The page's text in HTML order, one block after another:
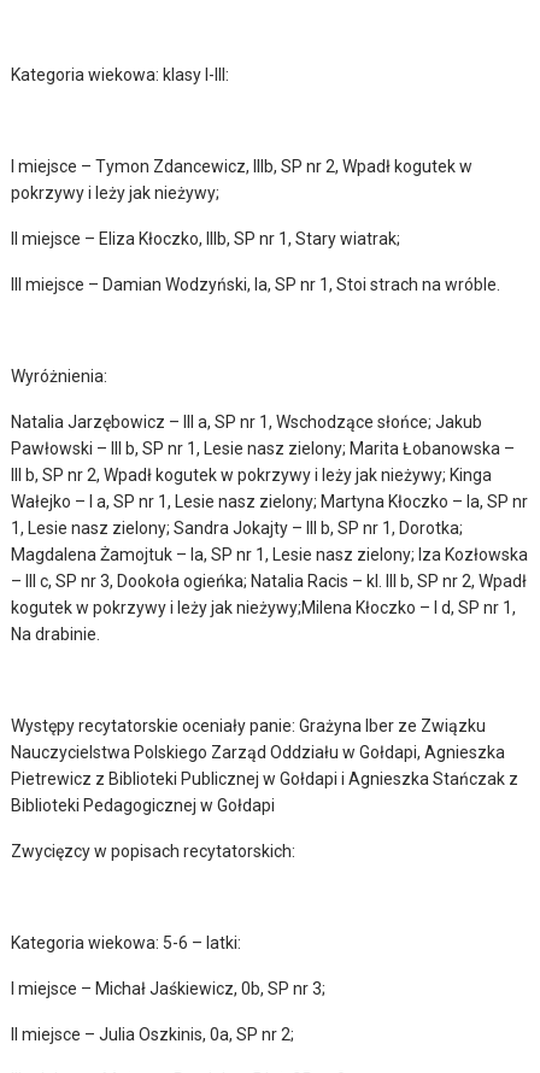
Kategoria wiekowa: klasy I-III:
I miejsce – Tymon Zdancewicz, IIIb, SP nr 2, Wpadł kogutek w
pokrzywy i leży jak nieżywy;
II miejsce – Eliza Kłoczko, IIIb, SP nr 1, Stary wiatrak;
III miejsce – Damian Wodzyński, Ia, SP nr 1, Stoi strach na wróble.
Wyróżnienia:
Natalia Jarzębowicz – III a, SP nr 1, Wschodzące słońce; Jakub
Pawłowski – III b, SP nr 1, Lesie nasz zielony; Marita Łobanowska –
III b, SP nr 2, Wpadł kogutek w pokrzywy i leży jak nieżywy; Kinga
Wałejko – I a, SP nr 1, Lesie nasz zielony; Martyna Kłoczko – Ia, SP nr
1, Lesie nasz zielony; Sandra Jokajty – III b, SP nr 1, Dorotka;
Magdalena Żamojtuk – Ia, SP nr 1, Lesie nasz zielony; Iza Kozłowska
– III c, SP nr 3, Dookoła ogieńka; Natalia Racis – kl. III b, SP nr 2, Wpadł
kogutek w pokrzywy i leży jak nieżywy;Milena Kłoczko – I d, SP nr 1,
Na drabinie.
Występy recytatorskie oceniały panie: Grażyna Iber ze Związku
Nauczycielstwa Polskiego Zarząd Oddziału w Gołdapi, Agnieszka
Pietrewicz z Biblioteki Publicznej w Gołdapi i Agnieszka Stańczak z
Biblioteki Pedagogicznej w Gołdapi
Zwycięzcy w popisach recytatorskich:
Kategoria wiekowa: 5-6 – latki:
I miejsce – Michał Jaśkiewicz, 0b, SP nr 3;
II miejsce – Julia Oszkinis, 0a, SP nr 2;